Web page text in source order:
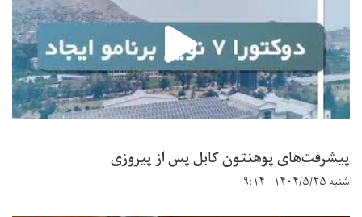
پیشرفت‌های پوهنتون کابل پس از پیروزی
شنبه ۱۴۰۴/۵/۲۵ - ۹:۱۴